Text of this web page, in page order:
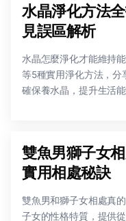
水晶淨化方法
見誤區解析
水晶怎麼淨化才能維持
等5種實用淨化方法，分
確保養水晶，提升生活能
雙魚男獅子女
實用相處秘訣
雙魚男和獅子女相處真
子女的性格特質，提供